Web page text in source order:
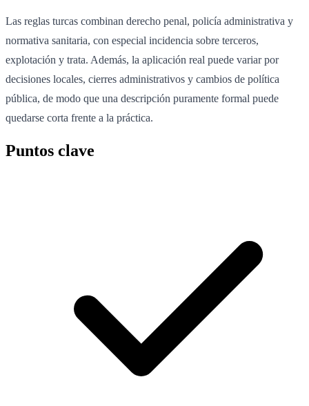
Las reglas turcas combinan derecho penal, policía administrativa y
normativa sanitaria, con especial incidencia sobre terceros,
explotación y trata. Además, la aplicación real puede variar por
decisiones locales, cierres administrativos y cambios de política
pública, de modo que una descripción puramente formal puede
quedarse corta frente a la práctica.
Puntos clave